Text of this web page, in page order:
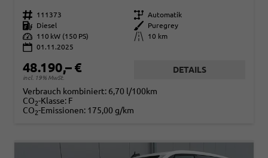
Fahrzeugnr. 111373 Getriebe Automatik
Kraftstoff
Diesel Außenfarbe
Puregrey
Leistung
110 kW (150 PS) Kilometerstand
10 km
01.11.2025
48.190,– €
incl. 19% MwSt.
DETAILS
Verbrauch kombiniert: 6,70 l/100km
CO2-Klasse: F
CO2-Emissionen: 175,00 g/km